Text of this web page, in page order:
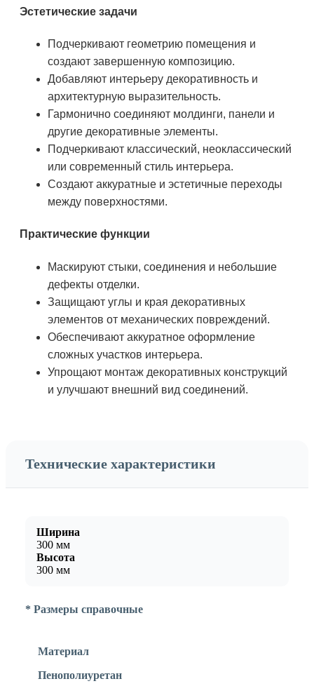
Эстетические задачи
Подчеркивают геометрию помещения и
создают завершенную композицию.
Добавляют интерьеру декоративность и
архитектурную выразительность.
Гармонично соединяют молдинги, панели и
другие декоративные элементы.
Подчеркивают классический, неоклассический
или современный стиль интерьера.
Создают аккуратные и эстетичные переходы
между поверхностями.
Практические функции
Маскируют стыки, соединения и небольшие
дефекты отделки.
Защищают углы и края декоративных
элементов от механических повреждений.
Обеспечивают аккуратное оформление
сложных участков интерьера.
Упрощают монтаж декоративных конструкций
и улучшают внешний вид соединений.
Технические характеристики
Ширина
300 мм
Высота
300 мм
* Размеры справочные
Материал
Пенополиуретан